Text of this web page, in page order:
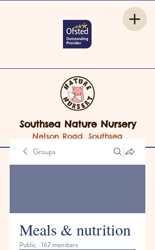
Southsea Nature Nursery
Nelson Road, Southsea
Groups
Meals & nutrition
Public · 167 members